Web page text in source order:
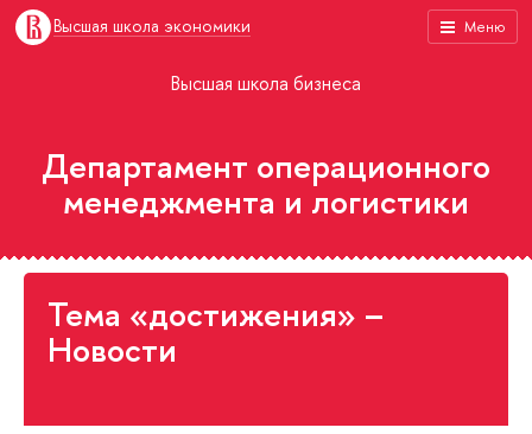
Меню
Высшая школа экономики
Высшая школа бизнеса
Департамент операционного
менеджмента и логистики
Тема «достижения» –
Новости